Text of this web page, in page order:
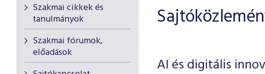
Szakmai cikkek és
tanulmányok
Szakmai fórumok,
előadások
AI és digitális